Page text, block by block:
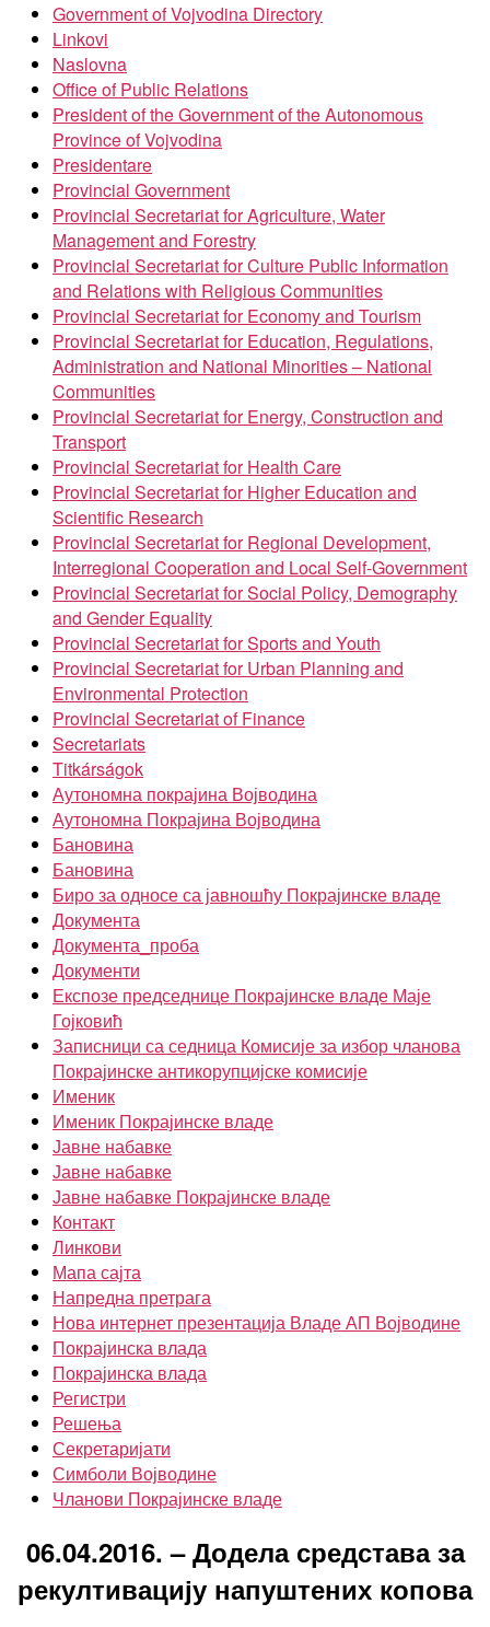
Government of Vojvodina Directory
Linkovi
Naslovna
Office of Public Relations
President of the Government of the Autonomous
Province of Vojvodina
Presidentare
Provincial Government
Provincial Secretariat for Agriculture, Water
Management and Forestry
Provincial Secretariat for Culture Public Information
and Relations with Religious Communities
Provincial Secretariat for Economy and Tourism
Provincial Secretariat for Education, Regulations,
Administration and National Minorities – National
Communities
Provincial Secretariat for Energy, Construction and
Transport
Provincial Secretariat for Health Care
Provincial Secretariat for Higher Education and
Scientific Research
Provincial Secretariat for Regional Development,
Interregional Cooperation and Local Self-Government
Provincial Secretariat for Social Policy, Demography
and Gender Equality
Provincial Secretariat for Sports and Youth
Provincial Secretariat for Urban Planning and
Environmental Protection
Provincial Secretariat of Finance
Secretariats
Titkárságok
Аутономна покрајина Војводина
Аутономна Покрајина Војводина
Бановина
Бановина
Биро за односе са јавношћу Покрајинске владе
Документа
Документа_проба
Документи
Експозе председнице Покрајинске владе Маје
Гојковић
Записници са седница Комисије за избор чланова
Покрајинске антикорупцијске комисије
Именик
Именик Покрајинске владе
Јавне набавке
Јавне набавке
Јавне набавке Покрајинске владе
Контакт
Линкови
Мапа сајта
Напредна претрага
Нова интернет презентација Владе АП Војводине
Покрајинска влада
Покрајинска влада
Регистри
Решења
Секретаријати
Симболи Војводине
Чланови Покрајинске владе
06.04.2016. – Додела средстава за
рекултивацију напуштених копова